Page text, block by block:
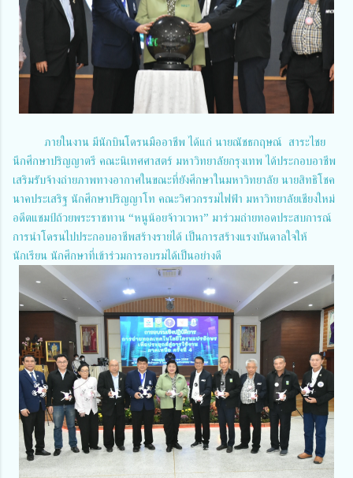
ภายในงาน มีนักบินโดรนมืออาชีพ ได้แก่ นายณัชธกฤษณ์ สาระไชย
นึกศึกษาปริญญาตรี คณะนิเทศศาสตร์ มหาวิทยาลัยกรุงเทพ ได้ประกอบอาชีพ
เสริมรับจ้างถ่ายภาพทางอากาศในขณะที่ยังศึกษาในมหาวิทยาลัย นายสิทธิโชค
นาคประเสริฐ นักศึกษาปริญญาโท คณะวิศวกรรมไฟฟ้า มหาวิทยาลัยเชียงใหม่
อดีตแชมป์ถ้วยพระราชทาน “หนูน้อยจ้าวเวหา” มาร่วมถ่ายทอดประสบการณ์
การนำโดรนไปประกอบอาชีพสร้างรายได้ เป็นการสร้างแรงบันดาลใจให้
นักเรียน นักศึกษาที่เข้าร่วมการอบรมได้เป็นอย่างดี